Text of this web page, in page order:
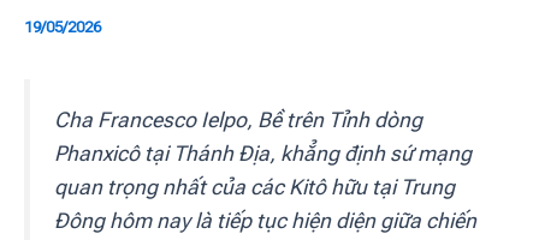
19/05/2026
Cha Francesco Ielpo, Bề trên Tỉnh dòng
Phanxicô tại Thánh Địa, khẳng định sứ mạng
quan trọng nhất của các Kitô hữu tại Trung
Đông hôm nay là tiếp tục hiện diện giữa chiến